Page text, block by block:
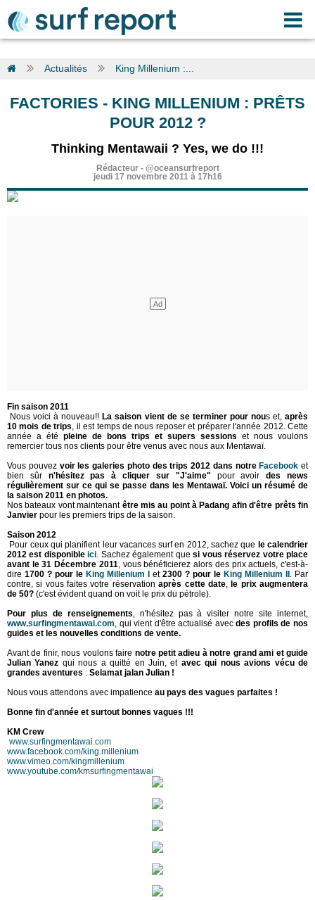
Actualités King Millenium :...
FACTORIES - KING MILLENIUM : PRÊTS
POUR 2012 ?
Thinking Mentawaii ? Yes, we do !!!
Rédacteur- @oceansurfreport
jeudi 17 novembre 2011 à 17h16
Fin saison 2011
Nous voici à nouveau!! La saison vient de se terminer pour nous et,après
10 mois de trips, il est temps de nous reposer et préparer l'année 2012. Cette
année a été pleine de bons trips et supers sessions et nous voulons
remercier tous nos clients pour être venus avec nous aux Mentawaï.
Vous pouvez voir les galeries photo des trips 2012 dans notre Facebook et
bien sûr n'hésitez pas à cliquer sur "J'aime" pour avoirdes news
régulièrement sur ce qui se passe dans les Mentawaï. Voici un résumé de
la saison 2011 en photos.
Nos bateaux vont maintenant être mis au point à Padang afin d'être prêts fin
Janvier pour les premiers trips de la saison.
Saison 2012
Pour ceux qui planifient leur vacances surf en 2012, sachez que le calendrier
2012 est disponibleici. Sachez également quesi vous réservez votre place
avant le 31 Décembre 2011, vous bénéficierez alors des prix actuels, c'est-à-
dire 1700 ? pour le King Millenium I et 2300 ? pour le King Millenium II . Par
contre, si vous faites votre réservationaprès cette date, le prix augmentera
de 50? (c'est évident quand on voit le prix du pétrole).
Pour plus de renseignements, n'hésitez pas à visiter notre site internet,
www.surfingmentawai.com, qui vient d'être actualisé avecdes profils de nos
guides et les nouvelles conditions de vente.
Avant de finir, nous voulons faire notre petit adieu à notre grand ami et guide
Julian Yanez qui nous a quitté en Juin, et avec qui nous avions vécu de
grandes aventures : Selamat jalan Julian !
Nous vous attendons avec impatience au pays des vagues parfaites !
Bonne fin d'année et surtout bonnes vagues !!!
KM Crew
www.surfingmentawai.com
www.facebook.com/king.millenium
www.vimeo.com/kingmillenium
www.youtube.com/kmsurfingmentawai